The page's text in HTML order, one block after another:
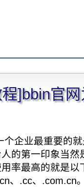
]bbin官
个企业最重要的
的第一印象当
率最高的就是以
、.cc、.com.cn